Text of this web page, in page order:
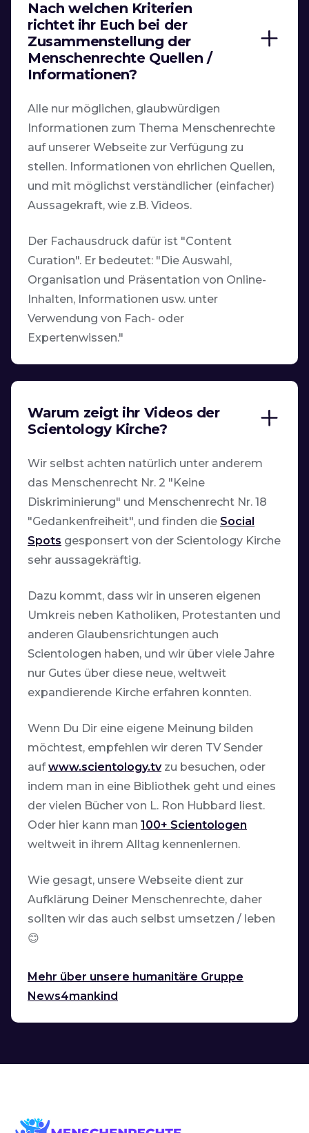
Nach welchen Kriterien
richtet ihr Euch bei der
Zusammenstellung der
Menschenrechte Quellen /
Informationen?
Alle nur möglichen, glaubwürdigen
Informationen zum Thema Menschenrechte
auf unserer Webseite zur Verfügung zu
stellen. Informationen von ehrlichen Quellen,
und mit möglichst verständlicher (einfacher)
Aussagekraft, wie z.B. Videos.
Der Fachausdruck dafür ist "Content
Curation". Er bedeutet: "Die Auswahl,
Organisation und Präsentation von Online-
Inhalten, Informationen usw. unter
Verwendung von Fach- oder
Expertenwissen."
Warum zeigt ihr Videos der
Scientology Kirche?
Wir selbst achten natürlich unter anderem
das Menschenrecht Nr. 2 "Keine
Diskriminierung" und Menschenrecht Nr. 18
"Gedankenfreiheit", und finden die Social
Spots gesponsert von der Scientology Kirche
sehr aussagekräftig.
Dazu kommt, dass wir in unseren eigenen
Umkreis neben Katholiken, Protestanten und
anderen Glaubensrichtungen auch
Scientologen haben, und wir über viele Jahre
nur Gutes über diese neue, weltweit
expandierende Kirche erfahren konnten.
Wenn Du Dir eine eigene Meinung bilden
möchtest, empfehlen wir deren TV Sender
aufwww.scientology.tvzu besuchen, oder
indem man in eine Bibliothek geht und eines
der vielen Bücher von L. Ron Hubbard liest.
Oder hier kann man 100+ Scientologen
weltweit in ihrem Alltag kennenlernen.
Wie gesagt, unsere Webseite dient zur
Aufklärung Deiner Menschenrechte, daher
sollten wir das auch selbst umsetzen / leben
😊
Mehr über unsere humanitäre Gruppe
News4mankind